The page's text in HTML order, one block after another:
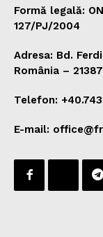
Formă legală:
127/PJ/2004
Adresa: Bd.
România – 21387
Telefon:
E-mail: